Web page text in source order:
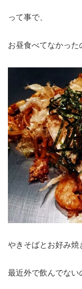
って事で、
お昼食べてなかった
やきそばとお好み焼
最近外で飲んでない